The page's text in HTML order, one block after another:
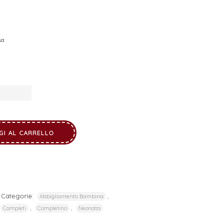
AL CARRELLO
Categorie: Abbigliamento Bambina
Completi Completino Neonata